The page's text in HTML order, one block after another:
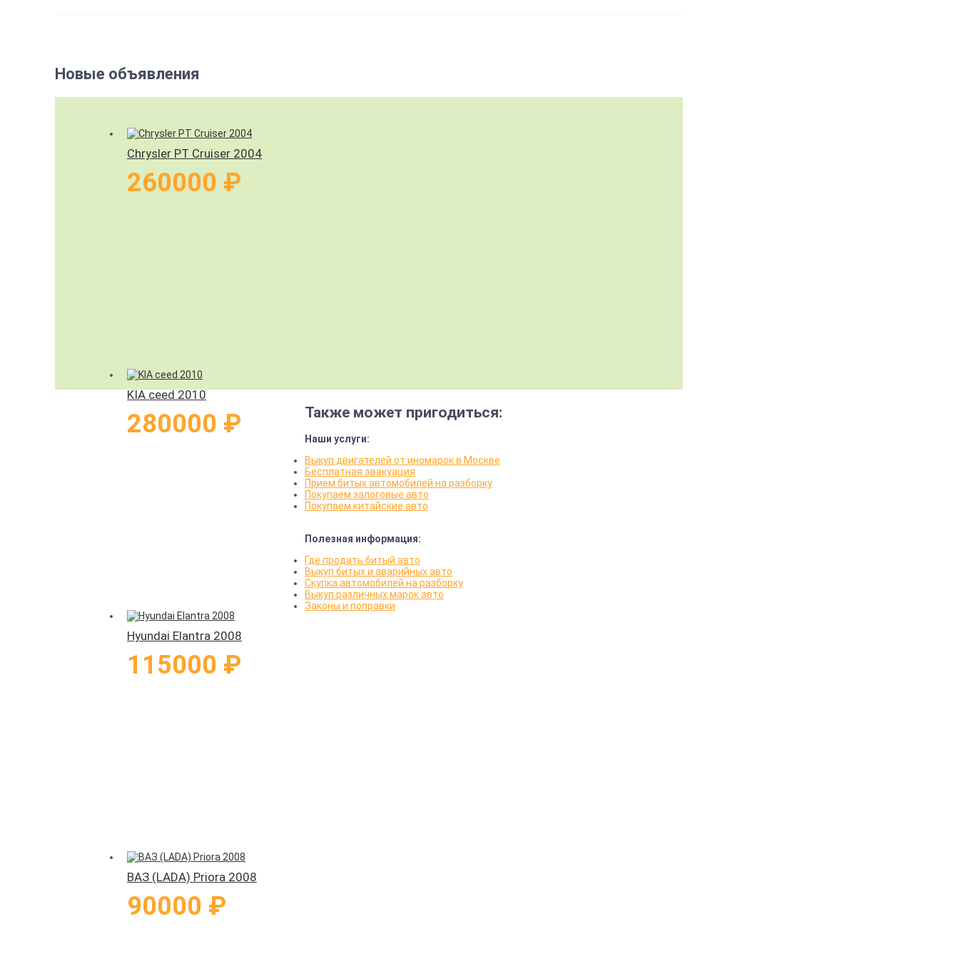
Новые объявления
Chrysler PT Cruiser 2004
260000 ₽
KIA ceed 2010
280000 ₽
Hyundai Elantra 2008
115000 ₽
ВАЗ (LADA) Priora 2008
90000 ₽
Также может пригодиться:
Наши услуги:
Выкуп двигателей от иномарок в Москве
Бесплатная эвакуация
Прием битых автомобилей на разборку
Покупаем залоговые авто
Покупаем китайские авто
Полезная информация:
Где продать битый авто
Выкуп битых и аварийных авто
Скупка автомобилей на разборку
Выкуп различных марок авто
Законы и поправки